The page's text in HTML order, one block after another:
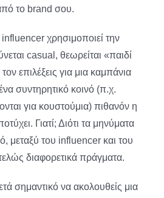
το brand σου.
χρησιμοποιεί την
casual, θεωρείται «παιδί
επιλέξεις για μια καμπάνια
συντηρητικό κοινό (π.χ.
για κουστούμια) πιθανόν η
Γιατί; Διότι τα μηνύματα
μεταξύ του influencer και του
διαφορετικά πράγματα.
σημαντικό να ακολουθείς μια